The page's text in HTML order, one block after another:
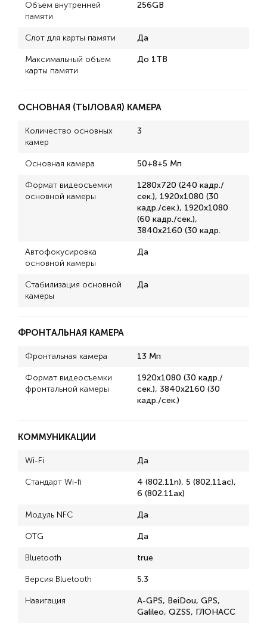
Объем внутренней
памяти
256GB
Слот для карты памяти Да
Максимальный объем
карты памяти
До 1TB
ОСНОВНАЯ (ТЫЛОВАЯ) КАМЕРА
Количество основных
камер
3
Основная камера 50+8+5 Мп
Формат видеосъемки
основной камеры
1280x720 (240 кадр./
сек.), 1920x1080 (30
кадр./сек.), 1920x1080
(60 кадр./сек.),
3840x2160 (30 кадр.
Автофокусировка
основной камеры
Да
Стабилизация основной
камеры
Да
ФРОНТАЛЬНАЯ КАМЕРА
Фронтальная камера 13 Мп
Формат видеосъемки
фронтальной камеры
1920x1080 (30 кадр./
сек.), 3840x2160 (30
кадр./сек.)
КОММУНИКАЦИИ
Wi-Fi Да
Стандарт Wi-fi
4 (802.11n), 5 (802.11ac),
6 (802.11ax)
Модуль NFC Да
OTG Да
Bluetooth true
Версия Bluetooth 5.3
Навигация
A-GPS, BeiDou, GPS,
Galileo, QZSS, ГЛОНАСС